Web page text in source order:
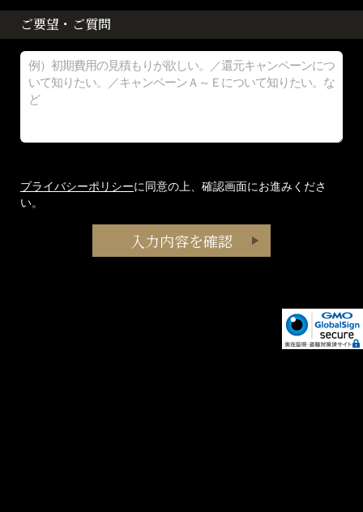
ご要望・ご質問
プライバシーポリシーに同意の上、確認画面にお進みくださ
い。